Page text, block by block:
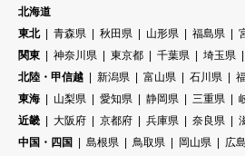
北海道
東北
青森県 秋田県 山形県 福島県
関東
神奈川県 東京都 千葉県 埼玉県
北陸・甲信越
新潟県 富山県 石川県
東海
山梨県 愛知県 静岡県 三重県
近畿
大阪府 京都府 兵庫県 奈良県
中国・四国
島根県 鳥取県 岡山県 広